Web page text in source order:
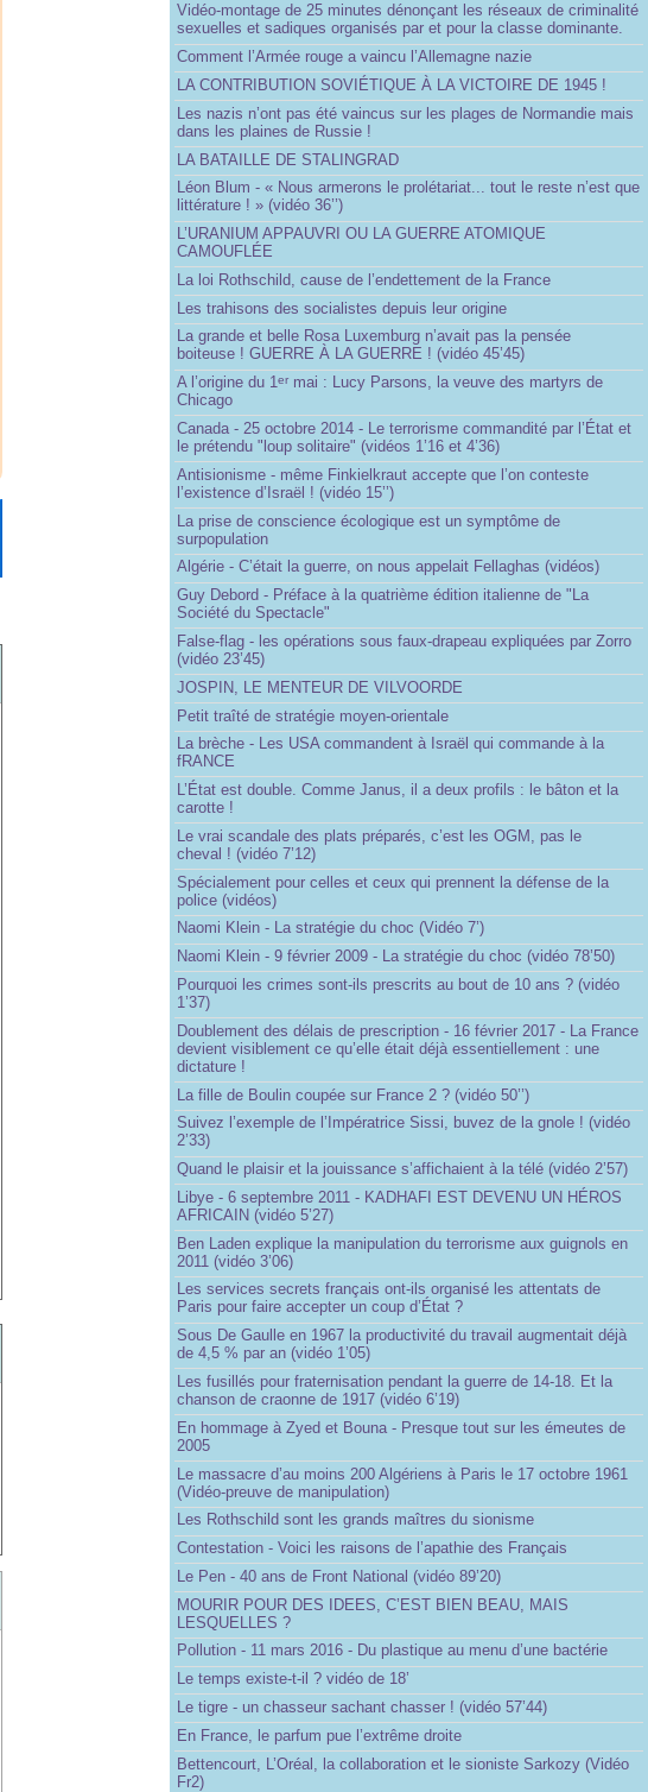
Vidéo-montage de 25 minutes dénonçant les réseaux de criminalité
sexuelles et sadiques organisés par et pour la classe dominante.
Comment l’Armée rouge a vaincu l’Allemagne nazie
LA CONTRIBUTION SOVIÉTIQUE À LA VICTOIRE DE 1945 !
Les nazis n’ont pas été vaincus sur les plages de Normandie mais
dans les plaines de Russie !
LA BATAILLE DE STALINGRAD
Léon Blum - « Nous armerons le prolétariat... tout le reste n’est que
littérature ! » (vidéo 36’’)
L’URANIUM APPAUVRI OU LA GUERRE ATOMIQUE
CAMOUFLÉE
La loi Rothschild, cause de l’endettement de la France
Les trahisons des socialistes depuis leur origine
La grande et belle Rosa Luxemburg n’avait pas la pensée
boiteuse ! GUERRE À LA GUERRE ! (vidéo 45’45)
A l’origine du 1er mai : Lucy Parsons, la veuve des martyrs de
Chicago
Canada - 25 octobre 2014 - Le terrorisme commandité par l’État et
le prétendu "loup solitaire" (vidéos 1’16 et 4’36)
Antisionisme - même Finkielkraut accepte que l’on conteste
l’existence d’Israël ! (vidéo 15’’)
La prise de conscience écologique est un symptôme de
surpopulation
Algérie - C’était la guerre, on nous appelait Fellaghas (vidéos)
Guy Debord - Préface à la quatrième édition italienne de "La
Société du Spectacle"
False-flag - les opérations sous faux-drapeau expliquées par Zorro
(vidéo 23’45)
JOSPIN, LE MENTEUR DE VILVOORDE
Petit traîté de stratégie moyen-orientale
La brèche - Les USA commandent à Israël qui commande à la
fRANCE
L’État est double. Comme Janus, il a deux profils : le bâton et la
carotte !
Le vrai scandale des plats préparés, c’est les OGM, pas le
cheval ! (vidéo 7’12)
Spécialement pour celles et ceux qui prennent la défense de la
police (vidéos)
Naomi Klein - La stratégie du choc (Vidéo 7’)
Naomi Klein - 9 février 2009 - La stratégie du choc (vidéo 78’50)
Pourquoi les crimes sont-ils prescrits au bout de 10 ans ? (vidéo
1’37)
Doublement des délais de prescription - 16 février 2017 - La France
devient visiblement ce qu’elle était déjà essentiellement : une
dictature !
La fille de Boulin coupée sur France 2 ? (vidéo 50’’)
Suivez l’exemple de l’Impératrice Sissi, buvez de la gnole ! (vidéo
2’33)
Quand le plaisir et la jouissance s’affichaient à la télé (vidéo 2’57)
Libye - 6 septembre 2011 - KADHAFI EST DEVENU UN HÉROS
AFRICAIN (vidéo 5’27)
Ben Laden explique la manipulation du terrorisme aux guignols en
2011 (vidéo 3’06)
Les services secrets français ont-ils organisé les attentats de
Paris pour faire accepter un coup d’État ?
Sous De Gaulle en 1967 la productivité du travail augmentait déjà
de 4,5 % par an (vidéo 1’05)
Les fusillés pour fraternisation pendant la guerre de 14-18. Et la
chanson de craonne de 1917 (vidéo 6’19)
En hommage à Zyed et Bouna - Presque tout sur les émeutes de
2005
Le massacre d’au moins 200 Algériens à Paris le 17 octobre 1961
(Vidéo-preuve de manipulation)
Les Rothschild sont les grands maîtres du sionisme
Contestation - Voici les raisons de l’apathie des Français
Le Pen - 40 ans de Front National (vidéo 89’20)
MOURIR POUR DES IDEES, C’EST BIEN BEAU, MAIS
LESQUELLES ?
Pollution - 11 mars 2016 - Du plastique au menu d’une bactérie
Le temps existe-t-il ? vidéo de 18’
Le tigre - un chasseur sachant chasser ! (vidéo 57’44)
En France, le parfum pue l’extrême droite
Bettencourt, L’Oréal, la collaboration et le sioniste Sarkozy (Vidéo
Fr2)